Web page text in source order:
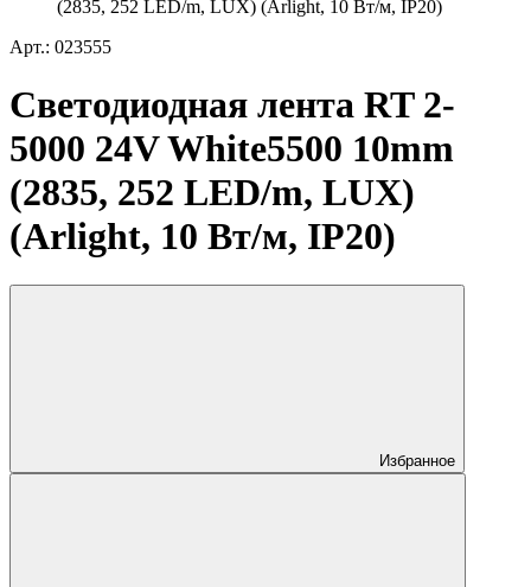
(2835, 252 LED/m, LUX) (Arlight, 10 Вт/м, IP20)
Арт.: 023555
Светодиодная лента RT 2-
5000 24V White5500 10mm
(2835, 252 LED/m, LUX)
(Arlight, 10 Вт/м, IP20)
Избранное